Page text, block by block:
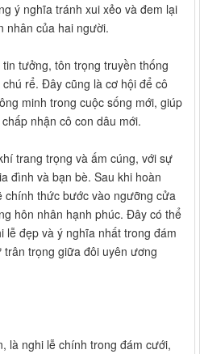
ý nghĩa tránh xui xẻo và đem lại
nhân của hai người.
tưởng, tôn trọng truyền thống
rể. Đây cũng là cơ hội để cô
minh trong cuộc sống mới, giúp
nhận cô con dâu mới.
trang trọng và ấm cúng, với sự
đình và bạn bè. Sau khi hoàn
chính thức bước vào ngưỡng cửa
hôn nhân hạnh phúc. Đây có thể
lễ đẹp và ý nghĩa nhất trong đám
trọng giữa đôi uyên ương
là nghi lễ chính trong đám cưới,